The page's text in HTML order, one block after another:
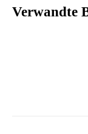
Verwandte